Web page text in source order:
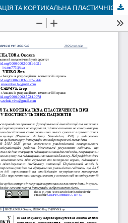
АУДІОМОТОРНА ІНТЕГРАЦІЯ ТА КОРТИКАЛЬНА ПЛАСТИЧНІСТЬ ПРИ ЗАСТОСУВАННІ RAS У ПОСТІНСУЛЬТНИХ ПАЦІЄНТІВ